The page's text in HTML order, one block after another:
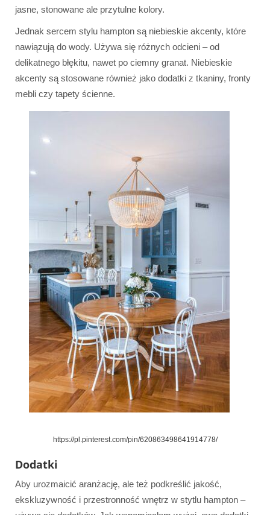
jasne, stonowane ale przytulne kolory.
Jednak sercem stylu hampton są niebieskie akcenty, które
nawiązują do wody. Używa się różnych odcieni – od
delikatnego błękitu, nawet po ciemny granat. Niebieskie
akcenty są stosowane również jako dodatki z tkaniny, fronty
mebli czy tapety ścienne.
https://pl.pinterest.com/pin/620863498641914778/
Dodatki
Aby urozmaicić aranżację, ale też podkreślić jakość,
ekskluzywność i przestronność wnętrz w stytlu hampton –